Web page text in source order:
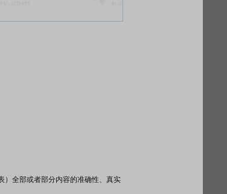
）全部或者部分内容的准确性、真实